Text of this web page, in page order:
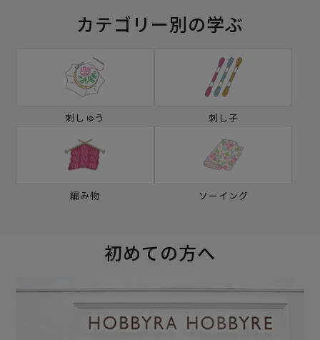
カテゴリー別の学ぶ
刺しゅう 刺し子
編み物 ソーイング
初めての方へ